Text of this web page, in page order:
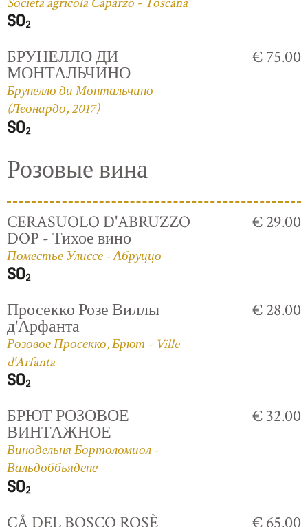
БРУНЕЛЛО ДИ
МОНТАЛЬЧИНО
Брунелло ди Монтальчино
(Леонардо, 2017)
€ 75.00
Розовые вина
CERASUOLO D'ABRUZZO
DOP - Тихое вино
Поместье Улиссе - Абруццо
€ 29.00
Просекко Розе Виллы
д'Арфанта
Розовое Просекко, Брют - Ville
d'Arfanta
€ 28.00
БРЮТ РОЗОВОЕ
ВИНТАЖНОЕ
Винодельня Бортоломиол -
Вальдоббьядене
€ 32.00
CÅ DEL BOSCO ROSÈ € 65.00